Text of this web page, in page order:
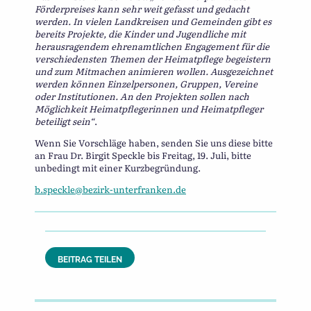
Förderpreises kann sehr weit gefasst und gedacht
werden. In vielen Landkreisen und Gemeinden gibt es
bereits Projekte, die Kinder und Jugendliche mit
herausragendem ehrenamtlichen Engagement für die
verschiedensten Themen der Heimatpflege begeistern
und zum Mitmachen animieren wollen. Ausgezeichnet
werden können Einzelpersonen, Gruppen, Vereine
oder Institutionen. An den Projekten sollen nach
Möglichkeit Heimatpflegerinnen und Heimatpfleger
beteiligt sein“.
Wenn Sie Vorschläge haben, senden Sie uns diese bitte
an Frau Dr. Birgit Speckle bis Freitag, 19. Juli, bitte
unbedingt mit einer Kurzbegründung.
b.speckle@bezirk-unterfranken.de
BEITRAG TEILEN